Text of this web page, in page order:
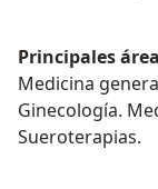
Principales
Medicina general. Medicina interna.
Ginecología. Medicina integrativa. Homotoxicología.
Sueroterapias.